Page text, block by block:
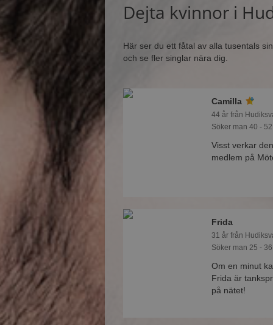
Dejta kvinnor i
Här ser du ett fåtal av alla tusentals
och se fler singlar nära dig.
Camilla
44 år från
Söker man 40 -
Visst verkar
medlem på
Frida
31 år från
Söker man 25 -
Om en minut
Frida är
på nätet!